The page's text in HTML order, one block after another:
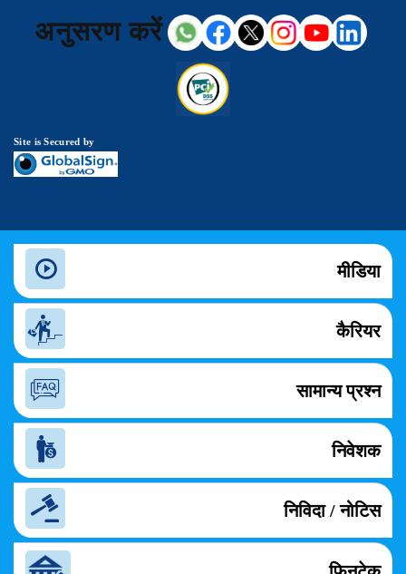
अनुसरण करें
Site is Secured by
मीडिया
कैरियर
सामान्य प्रश्न
निवेशक
निविदा / नोटिस